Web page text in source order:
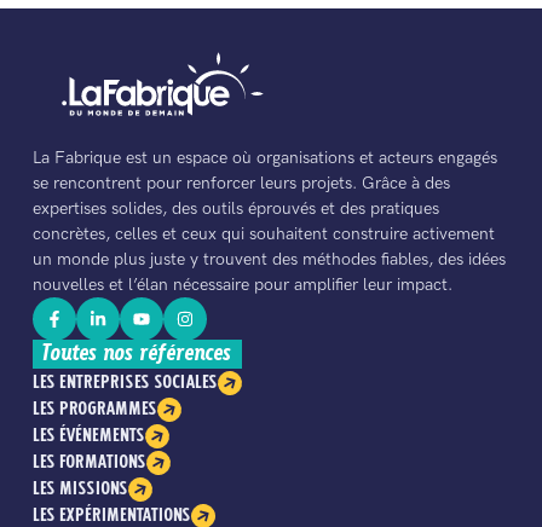
La Fabrique est un espace où organisations et acteurs engagés
se rencontrent pour renforcer leurs projets. Grâce à des
expertises solides, des outils éprouvés et des pratiques
concrètes, celles et ceux qui souhaitent construire activement
un monde plus juste y trouvent des méthodes fiables, des idées
nouvelles et l’élan nécessaire pour amplifier leur impact.
Toutes nos références
LES ENTREPRISES SOCIALES
LES PROGRAMMES
LES ÉVÉNEMENTS
LES FORMATIONS
LES MISSIONS
LES EXPÉRIMENTATIONS